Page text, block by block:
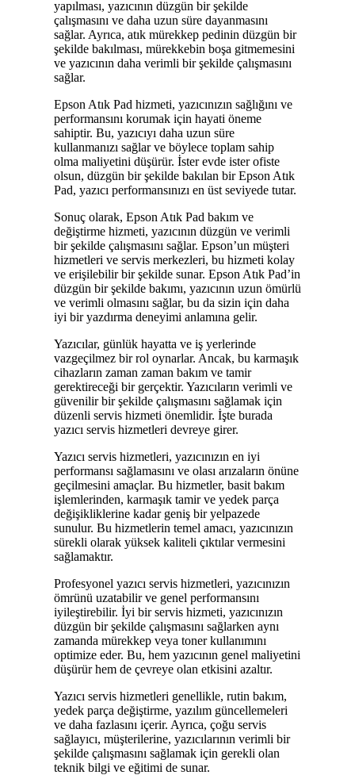
yapılması, yazıcının düzgün bir şekilde
çalışmasını ve daha uzun süre dayanmasını
sağlar. Ayrıca, atık mürekkep pedinin düzgün bir
şekilde bakılması, mürekkebin boşa gitmemesini
ve yazıcının daha verimli bir şekilde çalışmasını
sağlar.
Epson Atık Pad hizmeti, yazıcınızın sağlığını ve
performansını korumak için hayati öneme
sahiptir. Bu, yazıcıyı daha uzun süre
kullanmanızı sağlar ve böylece toplam sahip
olma maliyetini düşürür. İster evde ister ofiste
olsun, düzgün bir şekilde bakılan bir Epson Atık
Pad, yazıcı performansınızı en üst seviyede tutar.
Sonuç olarak, Epson Atık Pad bakım ve
değiştirme hizmeti, yazıcının düzgün ve verimli
bir şekilde çalışmasını sağlar. Epson’un müşteri
hizmetleri ve servis merkezleri, bu hizmeti kolay
ve erişilebilir bir şekilde sunar. Epson Atık Pad’in
düzgün bir şekilde bakımı, yazıcının uzun ömürlü
ve verimli olmasını sağlar, bu da sizin için daha
iyi bir yazdırma deneyimi anlamına gelir.
Yazıcılar, günlük hayatta ve iş yerlerinde
vazgeçilmez bir rol oynarlar. Ancak, bu karmaşık
cihazların zaman zaman bakım ve tamir
gerektireceği bir gerçektir. Yazıcıların verimli ve
güvenilir bir şekilde çalışmasını sağlamak için
düzenli servis hizmeti önemlidir. İşte burada
yazıcı servis hizmetleri devreye girer.
Yazıcı servis hizmetleri, yazıcınızın en iyi
performansı sağlamasını ve olası arızaların önüne
geçilmesini amaçlar. Bu hizmetler, basit bakım
işlemlerinden, karmaşık tamir ve yedek parça
değişikliklerine kadar geniş bir yelpazede
sunulur. Bu hizmetlerin temel amacı, yazıcınızın
sürekli olarak yüksek kaliteli çıktılar vermesini
sağlamaktır.
Profesyonel yazıcı servis hizmetleri, yazıcınızın
ömrünü uzatabilir ve genel performansını
iyileştirebilir. İyi bir servis hizmeti, yazıcınızın
düzgün bir şekilde çalışmasını sağlarken aynı
zamanda mürekkep veya toner kullanımını
optimize eder. Bu, hem yazıcının genel maliyetini
düşürür hem de çevreye olan etkisini azaltır.
Yazıcı servis hizmetleri genellikle, rutin bakım,
yedek parça değiştirme, yazılım güncellemeleri
ve daha fazlasını içerir. Ayrıca, çoğu servis
sağlayıcı, müşterilerine, yazıcılarının verimli bir
şekilde çalışmasını sağlamak için gerekli olan
teknik bilgi ve eğitimi de sunar.